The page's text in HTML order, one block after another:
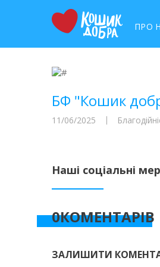
ПРО
БФ "Кошик
11/06/2025
Наші соціальні
0КОМЕНТАРІВ
ЗАЛИШИТИ